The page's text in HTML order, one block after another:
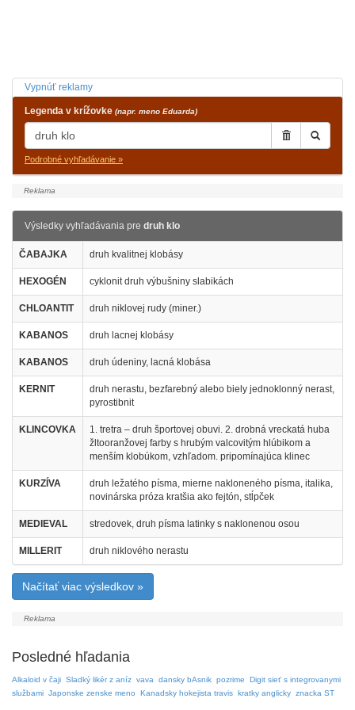
Vypnúť reklamy
Legenda v krížovke (napr. meno Eduarda)
Podrobné vyhľadávanie »
Výsledky vyhľadávania pre druh klo
ČABAJKA druh kvalitnej klobásy
HEXOGÉN cyklonit druh výbušniny slabikách
CHLOANTIT druh niklovej rudy (miner.)
KABANOS druh lacnej klobásy
KABANOS druh údeniny, lacná klobása
KERNIT
druh nerastu, bezfarebný alebo biely jednoklonný nerast,
pyrostibnit
KLINCOVKA
1. tretra – druh športovej obuvi. 2. drobná vreckatá huba
žltooranžovej farby s hrubým valcovitým hlúbikom a
menším klobúkom, vzhľadom. pripomínajúca klinec
KURZÍVA
druh ležatého písma, mierne nakloneného písma, italika,
novinárska próza kratšia ako fejtón, stĺpček
MEDIEVAL stredovek, druh písma latinky s naklonenou osou
MILLERIT druh niklového nerastu
Načítať viac výsledkov »
Posledné hľadania
Alkaloid v čaji Sladký likér z aníz vava dansky bAsnik pozrime
Digit sieť s integrovanymi
službami Japonske zenske meno Kanadsky hokejista travis kratky anglicky znacka ST